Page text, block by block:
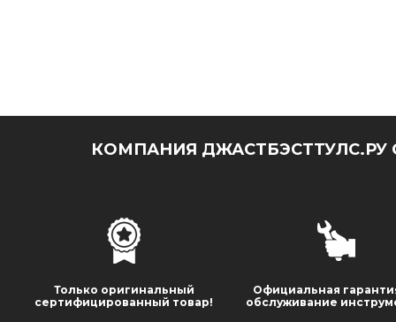
КОМПАНИЯ
Только оригинальный
сертифицированный товар!
Официальная
обслуживание